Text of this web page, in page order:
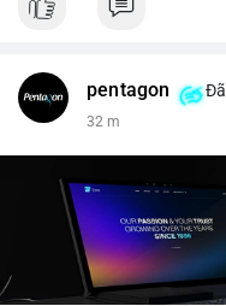
pentagon Đã
32 m